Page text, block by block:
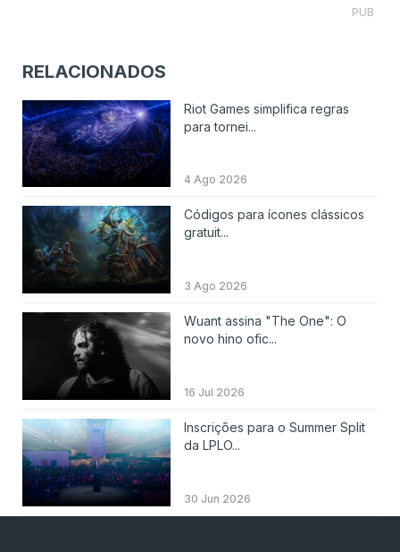
PUB
RELACIONADOS
Riot Games simplifica regras
para tornei...
4 Ago 2026
Códigos para ícones clássicos
gratuit...
3 Ago 2026
Wuant assina "The One": O
novo hino ofic...
16 Jul 2026
Inscrições para o Summer Split
da LPLO...
30 Jun 2026